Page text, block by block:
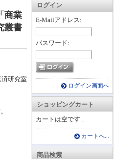
カートを見る
ログイン
E-Mailアドレス:
パスワード:
ログイン画面へ
ショッピングカート
カートは空です...
カートへ...
商品検索
商業
叢書
研究室